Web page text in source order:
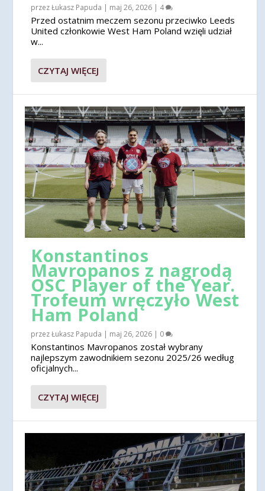
przezŁukasz Papuda | maj 26, 2026 | 4
Przed ostatnim meczem sezonu przeciwko Leeds
United członkowie West Ham Poland wzięli udział
w...
CZYTAJ WIĘCEJ
Konstantinos
Mavropanos z nagrodą
OSC Player of the Year.
Trofeum wręczyło West
Ham Poland
przezŁukasz Papuda | maj 26, 2026 | 0
Konstantinos Mavropanos został wybrany
najlepszym zawodnikiem sezonu 2025/26 według
oficjalnych...
CZYTAJ WIĘCEJ